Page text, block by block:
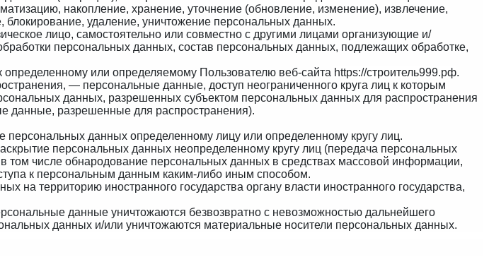
накопление, хранение, уточнение (обновление, изменение), извлечение,
блокирование, удаление, уничтожение персональных данных.
лицо, самостоятельно или совместно с другими лицами организующие и/
персональных данных, состав персональных данных, подлежащих обработке,
или определяемому Пользователю веб-сайта https://строитель999.рф.
— персональные данные, доступ неограниченного круга лиц к которым
данных, разрешенных субъектом персональных данных для распространения
данные, разрешенные для распространения).
данных определенному лицу или определенному кругу лиц.
персональных данных неопределенному кругу лиц (передача персональных
том числе обнародование персональных данных в средствах массовой информации,
к персональным данным каким-либо иным способом.
территорию иностранного государства органу власти иностранного государства,
данные уничтожаются безвозвратно с невозможностью дальнейшего
данных и/или уничтожаются материальные носители персональных данных.